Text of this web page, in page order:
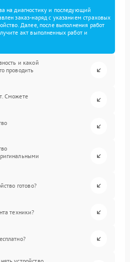
на диагностику и последующий
заказ-наряд с указанием страховых
Далее, после выполнения работ
акт выполненных работ и
и какой
проводить
Сможете
готово?
техники?